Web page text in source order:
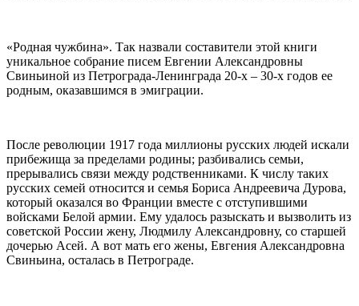
«Родная чужбина». Так назвали составители этой книги
уникальное собрание писем Евгении Александровны
Свиньиной из Петрограда-Ленинграда 20-х – 30-х годов ее
родным, оказавшимся в эмиграции.
После революции 1917 года миллионы русских людей искали
прибежища за пределами родины; разбивались семьи,
прерывались связи между родственниками. К числу таких
русских семей относится и семья Бориса Андреевича Дурова,
который оказался во Франции вместе с отступившими
войсками Белой армии. Ему удалось разыскать и вызволить из
советской России жену, Людмилу Александровну, со старшей
дочерью Асей. А вот мать его жены, Евгения Александровна
Свиньина, осталась в Петрограде.